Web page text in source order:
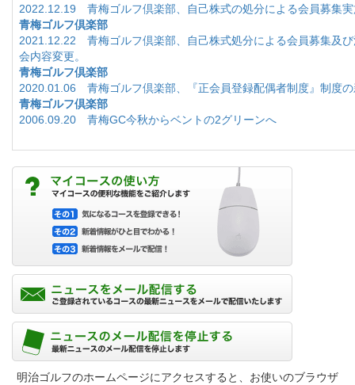
2022.12.19 青梅ゴルフ倶楽部、自己株式の処分による会員募集
青梅ゴルフ倶楽部
2021.12.22 青梅ゴルフ倶楽部、自己株式処分による会員募集及
会内容変更。
青梅ゴルフ倶楽部
2020.01.06 青梅ゴルフ倶楽部、『正会員登録配偶者制度』制度
青梅ゴルフ倶楽部
2006.09.20 青梅GC今秋からベントの2グリーンへ
明治ゴルフのホームページにアクセスすると、お使いのブラウザ